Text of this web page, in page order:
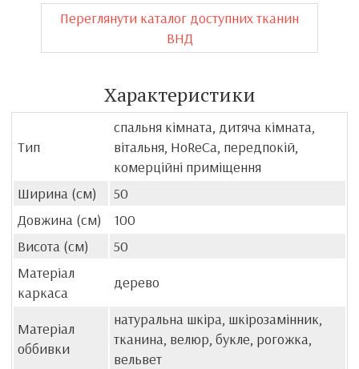
Переглянути каталог доступних тканин
ВНД
Характеристики
Тип
спальня кімната, дитяча кімната,
вітальня, HoReCa, передпокій,
комерційні приміщення
Ширина (см)
50
Довжина (см)
100
Висота (см)
50
Матеріал
каркаса
дерево
Матеріал
оббивки
натуральна шкіра, шкірозамінник,
тканина, велюр, букле, рогожка,
вельвет